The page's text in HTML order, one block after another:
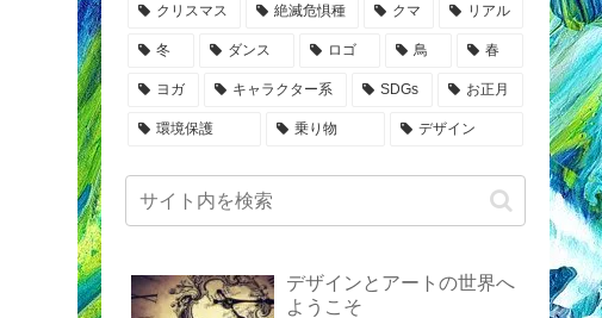
クリスマス 絶滅危惧種 クマ リアル
冬 ダンス ロゴ 鳥 春
ヨガ キャラクター系 SDGs お正月
環境保護 乗り物 デザイン
デザインとアートの世界へ
ようこそ